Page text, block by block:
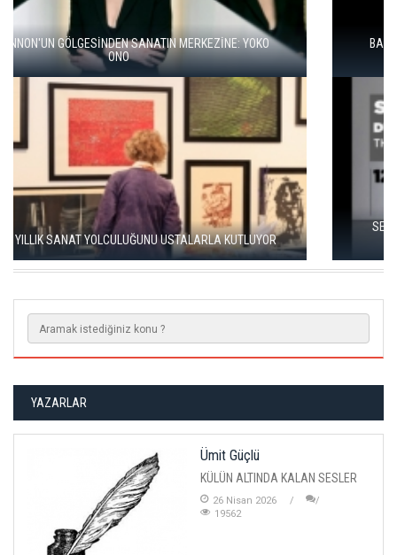
BALKANLAR'DAN ALÇITEPE'YE GÖÇÜN HİKAYESİ: "KÖK HALI"
SERGİSİ AÇILDI
SEÇKİN PİRİM İLE ŞEREFİYE SARNICI'NDA "DÜN İLE BUGÜN"
SERGİSİ
YAZARLAR
Ümit Güçlü
KÜLÜN ALTINDA KALAN SESLER
26 Nisan 2026
19562